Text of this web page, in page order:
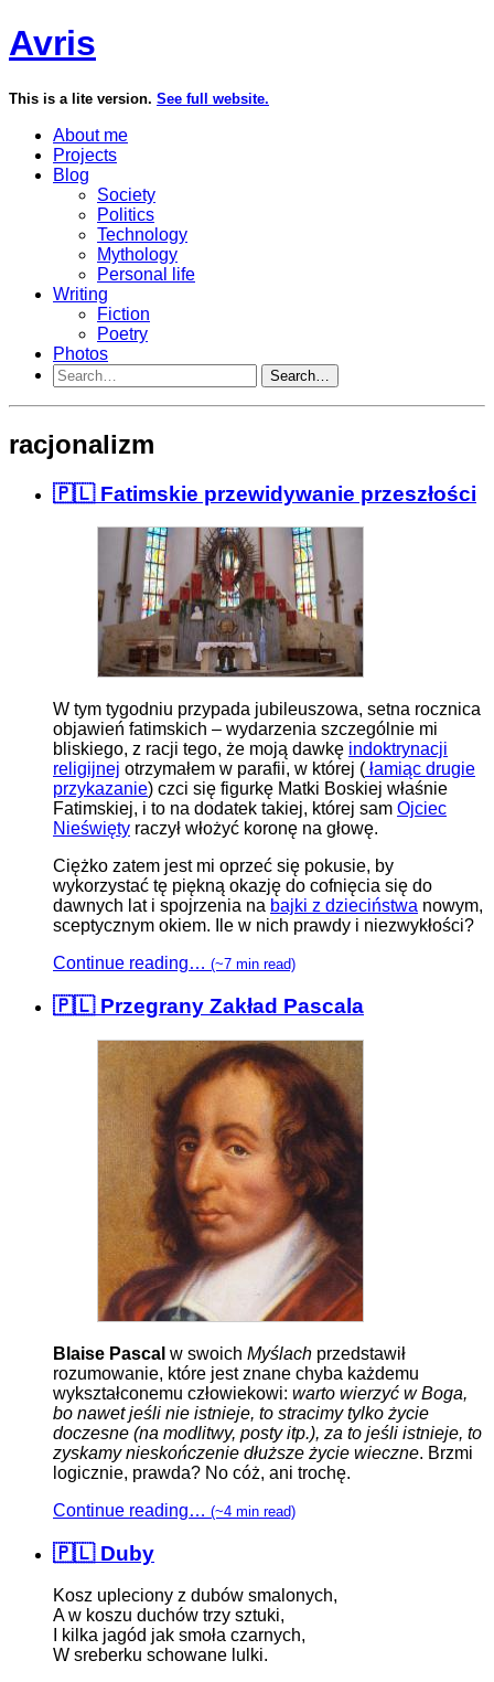
Avris
This is a lite version. See full website.
About me
Projects
Blog
Society
Politics
Technology
Mythology
Personal life
Writing
Fiction
Poetry
Photos
Search…
racjonalizm
🇵🇱 Fatimskie przewidywanie przeszłości
W tym tygodniu przypada jubileuszowa, setna rocznica
objawień fatimskich – wydarzenia szczególnie mi
bliskiego, z racji tego, że moją dawkę indoktrynacji
religijnej otrzymałem w parafii, w której ( łamiąc drugie
przykazanie) czci się figurkę Matki Boskiej właśnie
Fatimskiej, i to na dodatek takiej, której sam Ojciec
Nieświęty raczył włożyć koronę na głowę.
Ciężko zatem jest mi oprzeć się pokusie, by
wykorzystać tę piękną okazję do cofnięcia się do
dawnych lat i spojrzenia na bajki z dzieciństwa nowym,
sceptycznym okiem. Ile w nich prawdy i niezwykłości?
Continue reading… (~7 min read)
🇵🇱 Przegrany Zakład Pascala
Blaise Pascal w swoich Myślach przedstawił
rozumowanie, które jest znane chyba każdemu
wykształconemu człowiekowi: warto wierzyć w Boga,
bo nawet jeśli nie istnieje, to stracimy tylko życie
doczesne (na modlitwy, posty itp.), za to jeśli istnieje, to
zyskamy nieskończenie dłuższe życie wieczne. Brzmi
logicznie, prawda? No cóż, ani trochę.
Continue reading… (~4 min read)
🇵🇱 Duby
Kosz upleciony z dubów smalonych,
A w koszu duchów trzy sztuki,
I kilka jagód jak smoła czarnych,
W sreberku schowane lulki.